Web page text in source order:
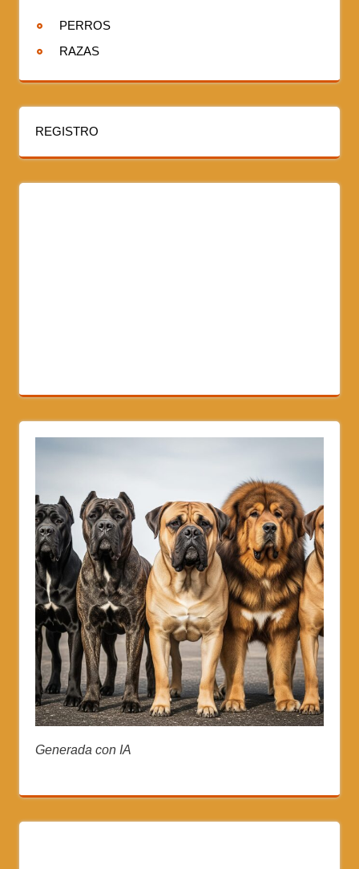
PERROS
RAZAS
REGISTRO
Generada con IA